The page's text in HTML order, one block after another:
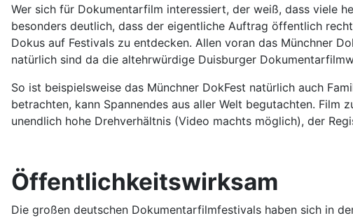
Wer sich für Dokumentarfilm interessiert, der weiß, dass viele
besonders deutlich, dass der eigentliche Auftrag öffentlich
Dokus auf Festivals zu entdecken. Allen voran das Münchner
natürlich sind da die altehrwürdige Duisburger
So ist beispielsweise das Münchner DokFest natürlich auch
betrachten, kann Spannendes aus aller Welt begutachten. Film
unendlich hohe Drehverhältnis (Video machts möglich), der
Öffentlichkeitswirksam
Die großen deutschen Dokumentarfilmfestivals haben sich in